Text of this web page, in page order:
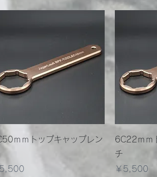
クイックビュー
ｍｍトップキャップレン
5,500
ク
6C22ｍｍ
チ
価格
￥5,500